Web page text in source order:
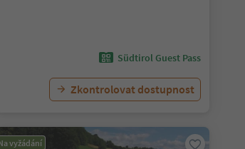
Südtirol Guest Pass
Zkontrolovat dostupnost
vyžádání